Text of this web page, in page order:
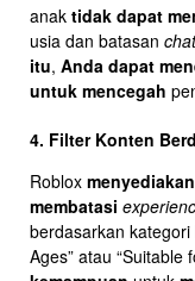
anak tidak dapat
usia dan batasan chat
itu, Anda dapat
untuk mencegah
4. Filter Konten
Roblox
membatasi
berdasarkan
Ages” atau “Suitable